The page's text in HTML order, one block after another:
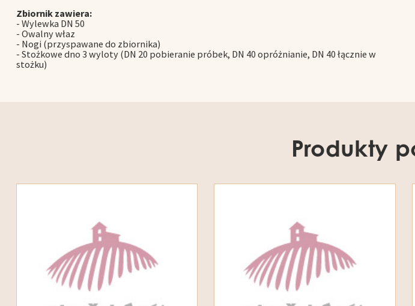
Zbiornik zawiera:
- Wylewka DN 50
- Owalny właz
- Nogi (przyspawane do zbiornika)
- Stożkowe dno 3 wyloty (DN 20 pobieranie próbek, DN 40 opróżnianie, DN 40 łącznie w
stożku)
Produkty